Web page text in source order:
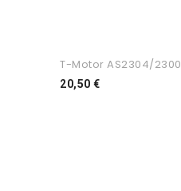
T-Motor AS2304/2300
20,50 €Preço